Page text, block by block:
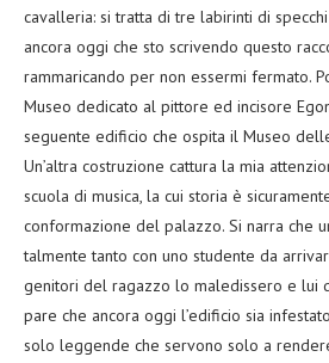
cavalleria: si tratta di tre labirinti di specchi
ancora oggi che sto scrivendo questo
rammaricando per non essermi fermato.
Museo dedicato al pittore ed incisore
seguente edificio che ospita il Museo
Un’altra costruzione cattura la mia
scuola di musica, la cui storia è
conformazione del palazzo. Si narra che
talmente tanto con uno studente da
genitori del ragazzo lo maledissero e lui
pare che ancora oggi l’edificio sia
solo leggende che servono solo a